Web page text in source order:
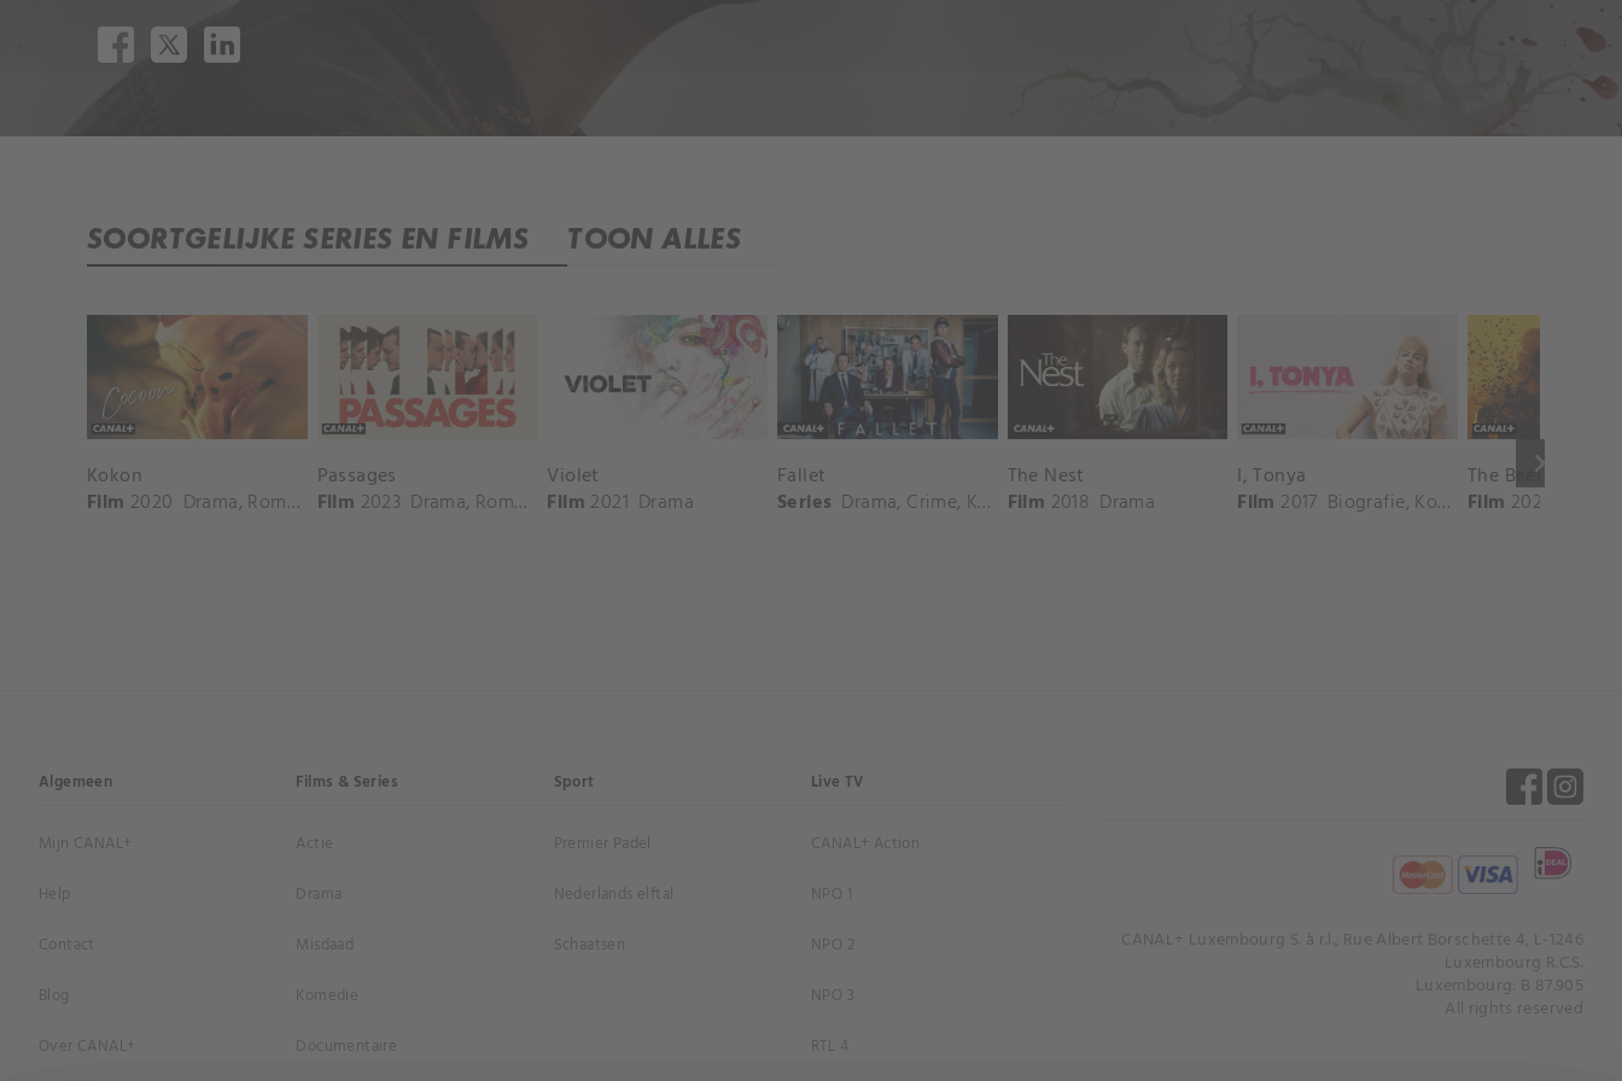
SOORTGELIJKE SERIES EN FILMS TOON ALLES
keyboard_arrow_right
Kokon
Film 2020 Drama, Romantiek
Passages
Film 2023 Drama, Romantiek
Violet
Film 2021 Drama
Fallet
Series Drama, Crime, Komedie
The Nest
Film 2018 Drama
I, Tonya
Film 2017 Biografie, Komedie ,Drama
The Beekeeper
Film 2024
Algemeen
Mijn CANAL+
Help
Contact
Blog
Over CANAL+
Films & Series
Actie
Drama
Misdaad
Komedie
Documentaire
Sport
Premier Padel
Nederlands elftal
Schaatsen
Live TV
CANAL+ Action
NPO 1
NPO 2
NPO 3
RTL 4
CANAL+ Luxembourg S. à r.l., Rue Albert Borschette 4, L-1246
Luxembourg R.C.S.
Luxembourg: B 87.905
All rights reserved